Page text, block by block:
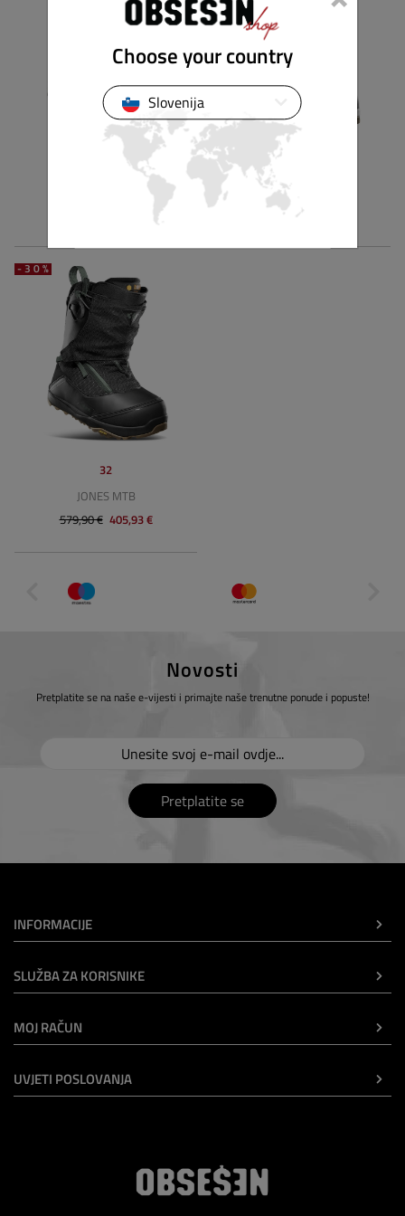
TM-2 HIGHT W'S
HIGHT MTB W
579,90 €
347,94 €
-30%
32
JONES MTB
579,90 € 405,93 €
Novosti
Pretplatite se na naše e-vijesti i primajte naše trenutne ponude i popuste!
Pretplatite se
INFORMACIJE
SLUŽBA ZA KORISNIKE
MOJ RAČUN
UVJETI POSLOVANJA
Choose your country
Slovenija